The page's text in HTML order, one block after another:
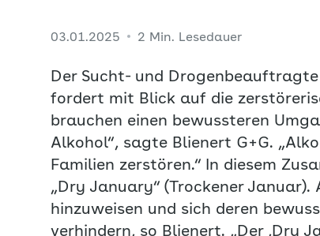
03.01.2025 2 Min. Lesedauer
Der Sucht- und
fordert mit Blick auf die
brauchen einen bewussteren
Alkohol“, sagte Blienert G+G.
Familien zerstören.“ In diesem
„Dry January“ (Trockener
hinzuweisen und sich deren
verhindern, so Blienert. „Der ‚Dry